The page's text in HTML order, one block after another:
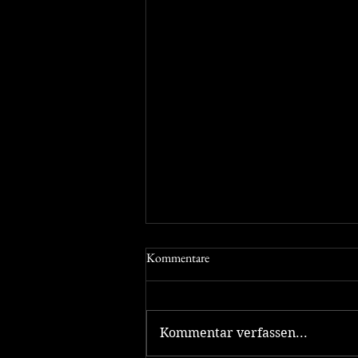
Kommentare
Kommentar verfassen...